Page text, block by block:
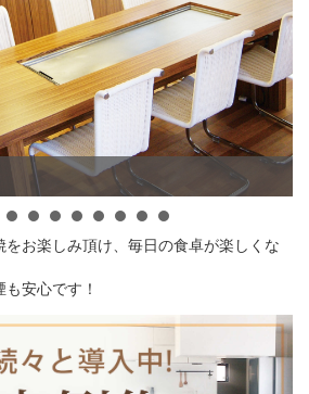
をお楽しみ頂け、毎日の食卓が楽しくな
安心です！